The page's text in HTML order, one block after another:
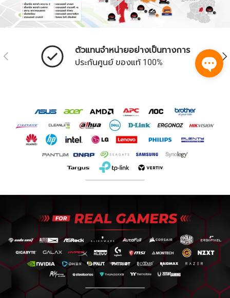
ก่อนหน้า จาก หยุดสไลด์โชว์
ถัดไป
ก่อนหน้า ถัด
ตัวแทนจำหน่ายอย่างเป็นทางการ
ประกันศูนย์ ของแท้ 100%